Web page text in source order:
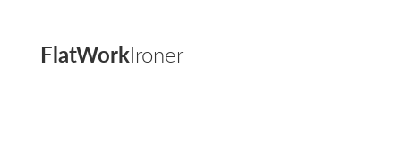
FlatWorkIroner